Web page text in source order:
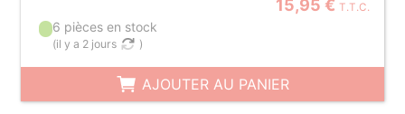
15,95 € T.T.C.
6 pièces en stock
(il y a 2 jours )
AJOUTER AU PANIER